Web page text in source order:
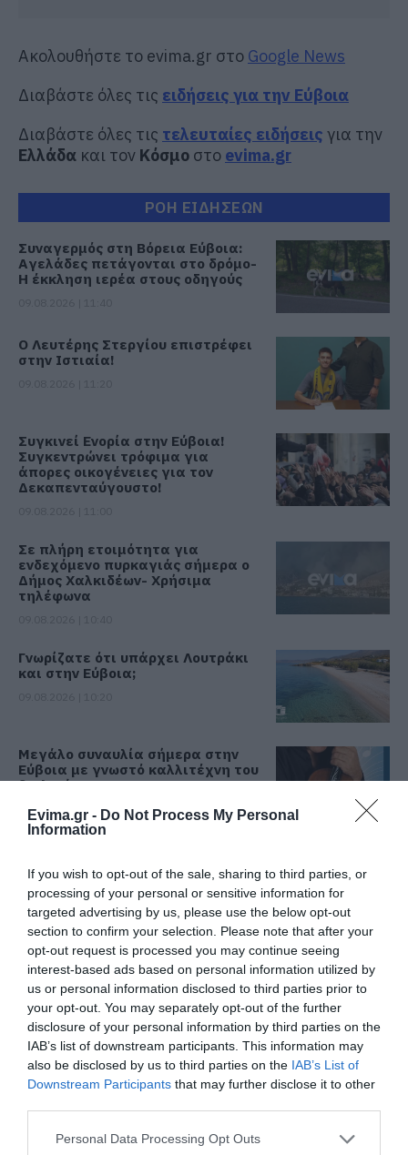
Evima.gr - Do Not Process My Personal
Information
If you wish to opt-out of the sale, sharing to third parties, or
processing of your personal or sensitive information for
targeted advertising by us, please use the below opt-out
section to confirm your selection. Please note that after your
opt-out request is processed you may continue seeing
interest-based ads based on personal information utilized by
us or personal information disclosed to third parties prior to
your opt-out. You may separately opt-out of the further
disclosure of your personal information by third parties on the
IAB’s list of downstream participants. This information may
also be disclosed by us to third parties on the IAB’s List of
Downstream Participants that may further disclose it to other
Please note that this website/app uses one or more Google
Personal Data Processing Opt Outs
Ακολουθήστε το evima.gr στο Google News
Διαβάστε όλες τις ειδήσεις για την Εύβοια
Διαβάστε όλες τις τελευταίες ειδήσεις για την
Ελλάδα και τον Κόσμο στο evima.gr
ΡΟΗ ΕΙΔΗΣΕΩΝ
Συναγερμός στη Βόρεια Εύβοια:
Αγελάδες πετάγονται στο δρόμο-
Η έκκληση ιερέα στους οδηγούς
Ο Λευτέρης Στεργίου επιστρέφει
στην Ιστιαία!
Συγκινεί Ενορία στην Εύβοια!
Συγκεντρώνει τρόφιμα για
άπορες οικογένειες για τον
Δεκαπενταύγουστο!
Σε πλήρη ετοιμότητα για
ενδεχόμενο πυρκαγιάς σήμερα ο
Δήμος Χαλκιδέων- Χρήσιμα
τηλέφωνα
Γνωρίζατε ότι υπάρχει Λουτράκι
και στην Εύβοια;
Μεγάλο συναυλία σήμερα στην
Εύβοια με γνωστό καλλιτέχνη του
βιολιού!
09.08.2026 | 10:00
Αυγούστου πολλές περιοχές στην
Εύβοια
09.08.2026 | 09:40
Σε αυτή την Ενορία του Οσίου
Ιωάννη του Ρώσσου λειτούργησε
χθες ο Μητροπολίτης Χαλκίδος
09.08.2026 | 09:20
Νότια Εύβοια: Μεγάλο Beach Party
σήμερα στη Γαλάζια Λίμνη! Εσύ θα
λείπεις;
Εορτολόγιο: Ποιοι γιορτάζουν
ΠΕΡΙΣΣΟΤΕΡΑ ΑΠΟ ΑΘΛΗΤΙΚΑ
Ο Λευτέρης Στεργίου
επιστρέφει στην
Σε δημοπρασία η
μπάλα των ιστορικών
γκολ του Μαραντόνα